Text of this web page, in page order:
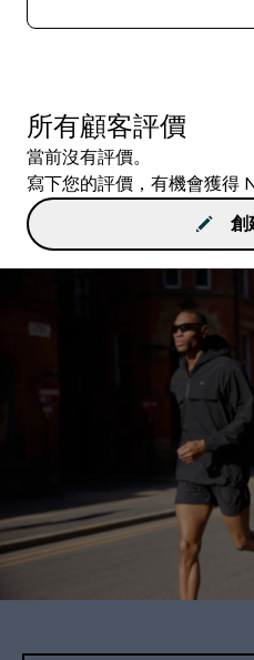
所有顧客評價
當前沒有評價。
寫下您的評價，有機會獲得
創